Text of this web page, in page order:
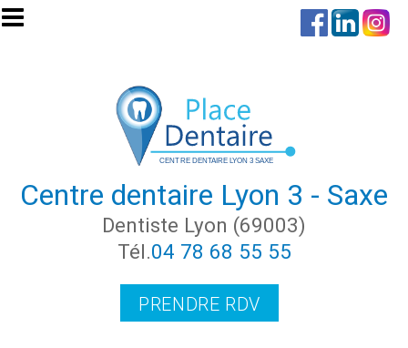
Aller au contenu principal
Centre dentaire Lyon 3 - Saxe
Dentiste Lyon (69003)
Tél.04 78 68 55 55
PRENDRE RDV